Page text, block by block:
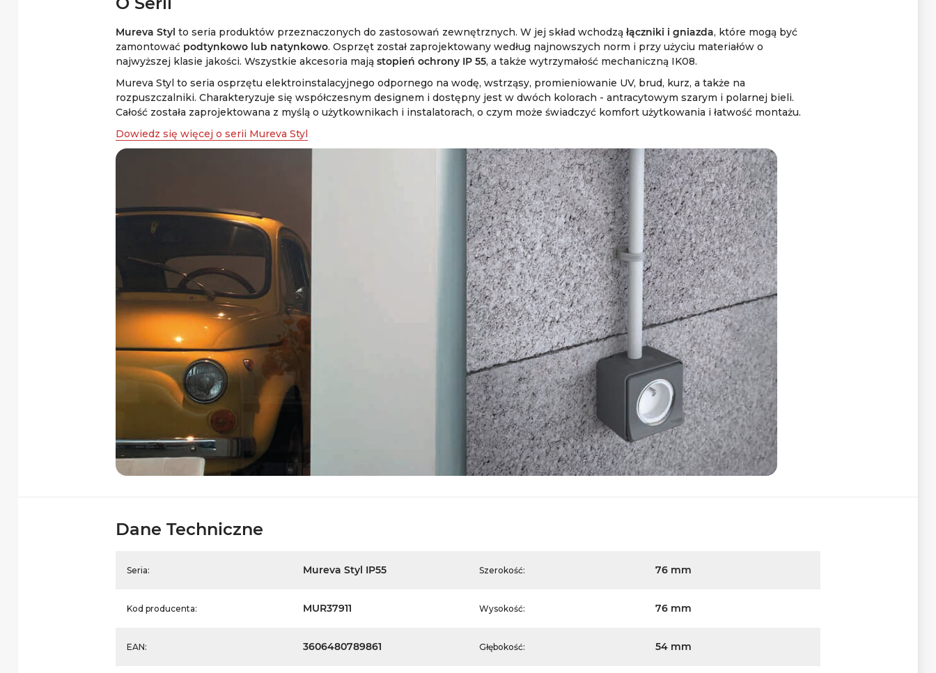
Mureva Styl to seria produktów przeznaczonych do zastosowań zewnętrznych. W jej skład wchodzą łączniki i gniazda, które mogą być
zamontować podtynkowo lub natynkowo. Osprzęt został zaprojektowany według najnowszych norm i przy użyciu materiałów o
najwyższej klasie jakości. Wszystkie akcesoria mają stopień ochrony IP 55, a także wytrzymałość mechaniczną IK08.
Mureva Styl to seria osprzętu elektroinstalacyjnego odpornego na wodę, wstrząsy, promieniowanie UV, brud, kurz, a także na
rozpuszczalniki. Charakteryzuje się współczesnym designem i dostępny jest w dwóch kolorach - antracytowym szarym i polarnej bieli.
Całość została zaprojektowana z myślą o użytkownikach i instalatorach, o czym może świadczyć komfort użytkowania i łatwość montażu.
Dowiedz się więcej o serii Mureva Styl
Dane Techniczne
Seria: Mureva Styl IP55
Kod producenta: MUR37911
EAN: 3606480789861
Szerokość: 76 mm
Wysokość: 76 mm
Głębokość: 54 mm